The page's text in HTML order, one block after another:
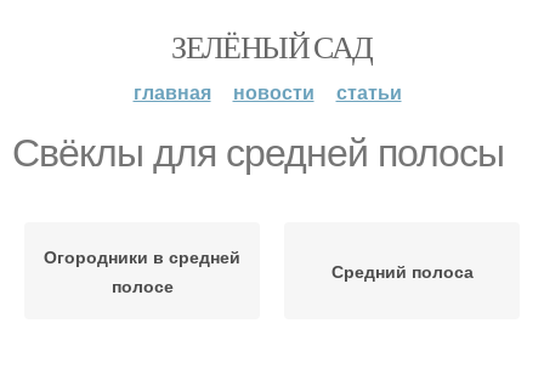
ЗЕЛЁНЫЙ САД
главная новости статьи
Свёклы для средней полосы
Огородники в средней
полосе
Средний полоса